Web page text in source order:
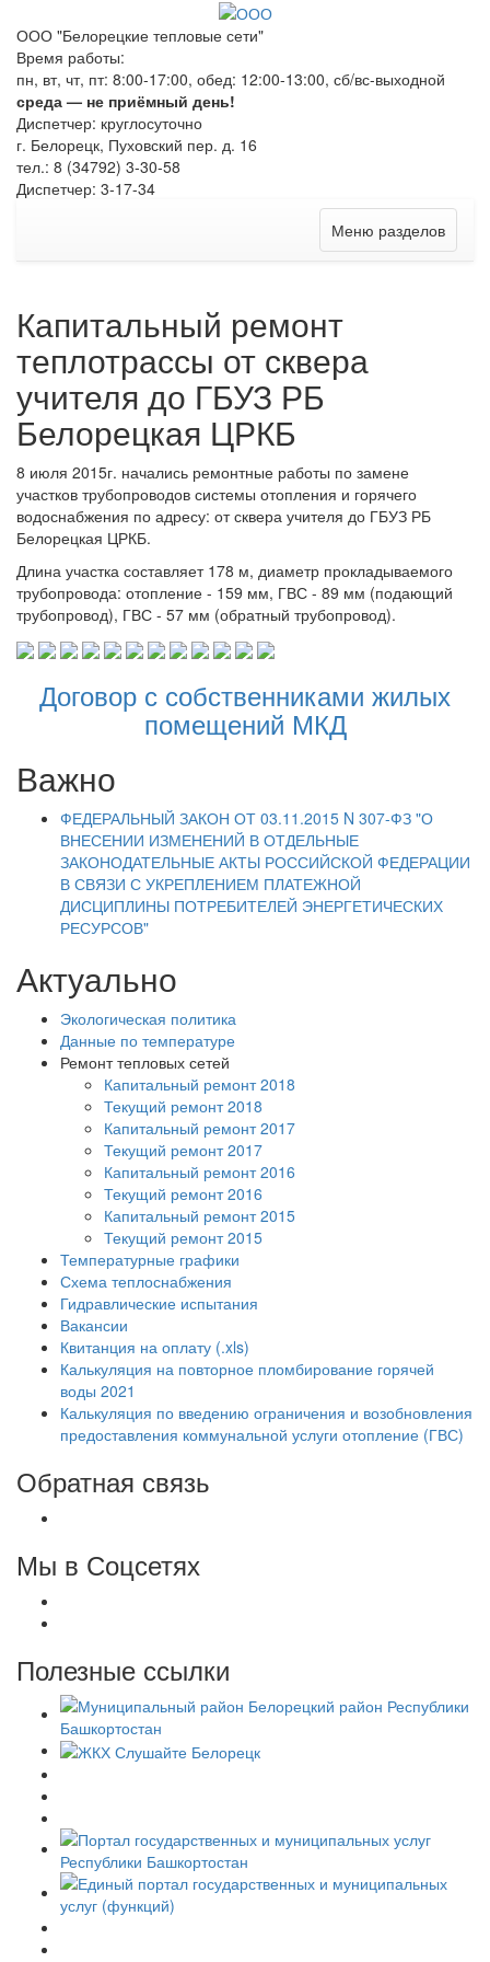
ООО "Белорецкие тепловые сети"
Время работы:
пн, вт, чт, пт: 8:00-17:00, обед: 12:00-13:00, сб/вс-выходной
среда — не приёмный день!
Диспетчер: круглосуточно
г. Белорецк, Пуховский пер. д. 16
тел.: 8 (34792) 3-30-58
Диспетчер: 3-17-34
Меню разделов
Капитальный ремонт
теплотрассы от сквера
учителя до ГБУЗ РБ
Белорецкая ЦРКБ
8 июля 2015г. начались ремонтные работы по замене
участков трубопроводов системы отопления и горячего
водоснабжения по адресу: от сквера учителя до ГБУЗ РБ
Белорецкая ЦРКБ.
Длина участка составляет 178 м, диаметр прокладываемого
трубопровода: отопление - 159 мм, ГВС - 89 мм (подающий
трубопровод), ГВС - 57 мм (обратный трубопровод).
Договор с собственниками жилых
помещений МКД
Важно
ФЕДЕРАЛЬНЫЙ ЗАКОН ОТ 03.11.2015 N 307-ФЗ "О
ВНЕСЕНИИ ИЗМЕНЕНИЙ В ОТДЕЛЬНЫЕ
ЗАКОНОДАТЕЛЬНЫЕ АКТЫ РОССИЙСКОЙ ФЕДЕРАЦИИ
В СВЯЗИ С УКРЕПЛЕНИЕМ ПЛАТЕЖНОЙ
ДИСЦИПЛИНЫ ПОТРЕБИТЕЛЕЙ ЭНЕРГЕТИЧЕСКИХ
РЕСУРСОВ"
Актуально
Экологическая политика
Данные по температуре
Ремонт тепловых сетей
Капитальный ремонт 2018
Текущий ремонт 2018
Капитальный ремонт 2017
Текущий ремонт 2017
Капитальный ремонт 2016
Текущий ремонт 2016
Капитальный ремонт 2015
Текущий ремонт 2015
Температурные графики
Схема теплоснабжения
Гидравлические испытания
Вакансии
Квитанция на оплату (.xls)
Калькуляция на повторное пломбирование горячей
воды 2021
Калькуляция по введению ограничения и возобновления
предоставления коммунальной услуги отопление (ГВС)
Обратная связь
Мы в Соцсетях
Полезные ссылки